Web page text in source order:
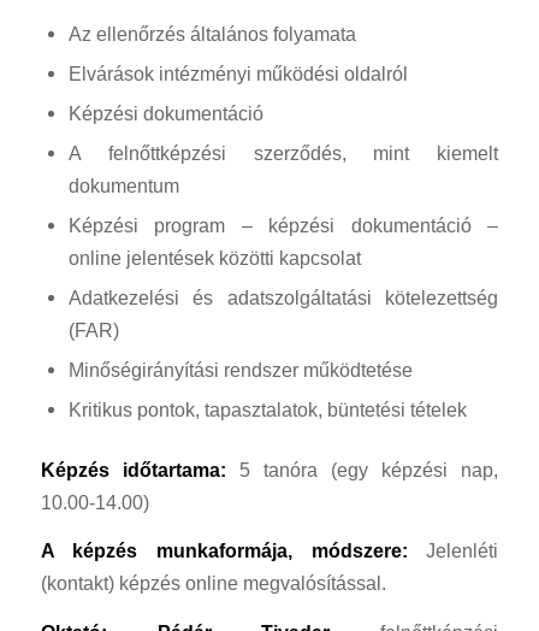
Az ellenőrzés általános folyamata
Elvárások intézményi működési oldalról
Képzési dokumentáció
A felnőttképzési szerződés, mint kiemelt
dokumentum
Képzési program – képzési dokumentáció –
online jelentések közötti kapcsolat
Adatkezelési és adatszolgáltatási kötelezettség
(FAR)
Minőségirányítási rendszer működtetése
Kritikus pontok, tapasztalatok, büntetési tételek
Képzés időtartama: 5 tanóra (egy képzési nap,
10.00-14.00)
A képzés munkaformája, módszere: Jelenléti
(kontakt) képzés online megvalósítással.